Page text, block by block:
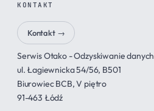
KONTAKT
Kontakt →
Serwis Otako - Odzyskiwanie danych
ul. Łagiewnicka 54/56, B501
Biurowiec BCB, V piętro
91-463 Łódź